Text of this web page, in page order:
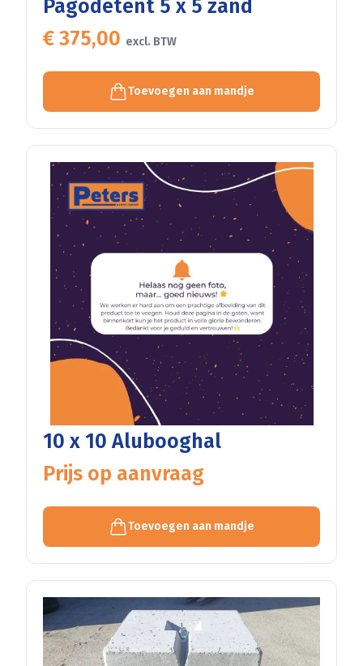
Pagodetent 5 x 5 zand
€ 375,00 excl. BTW
Toevoegen aan mandje
10 x 10 Alubooghal
Prijs op aanvraag
Toevoegen aan mandje